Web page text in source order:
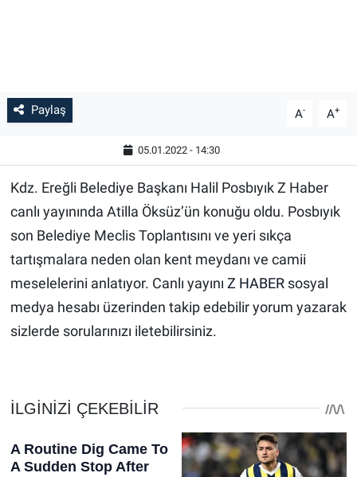
Paylaş A- A+
05.01.2022 - 14:30
Kdz. Ereğli Belediye Başkanı Halil Posbıyık Z Haber
canlı yayınında Atilla Öksüz’ün konuğu oldu. Posbıyık
son Belediye Meclis Toplantısını ve yeri sıkça
tartışmalara neden olan kent meydanı ve camii
meselelerini anlatıyor. Canlı yayını Z HABERsosyal
medya hesabı üzerinden takip edebilir yorum yazarak
sizlerde sorularınızı iletebilirsiniz.